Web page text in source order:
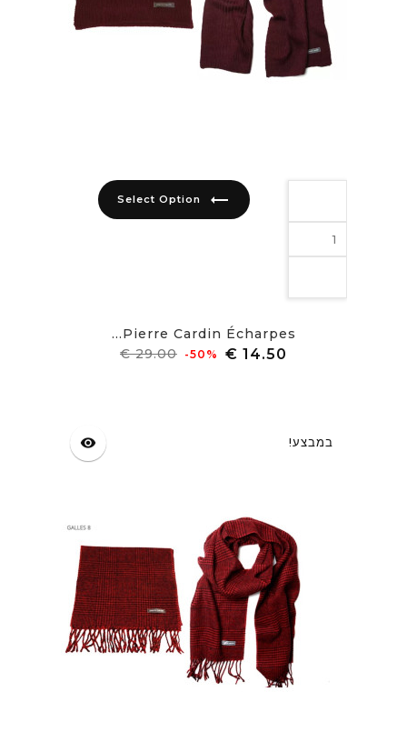
trending_flat
Pierre Cardin Écharpes...
מחיר
‎-50% מחיר
במבצע! visibility